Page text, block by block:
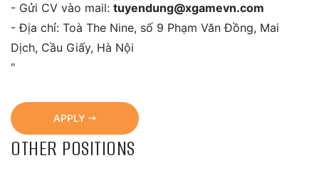
- Gửi CV vào mail: tuyendung@xgamevn.com
- Địa chỉ: Toà The Nine, số 9 Phạm Văn Đồng, Mai
Dịch, Cầu Giấy, Hà Nội
"
APPLY
OTHER POSITIONS